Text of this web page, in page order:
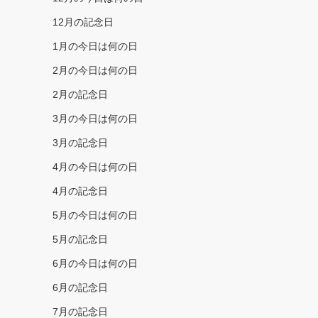
12月の記念日
1月の今日は何の日
2月の今日は何の日
2月の記念日
3月の今日は何の日
3月の記念日
4月の今日は何の日
4月の記念日
5月の今日は何の日
5月の記念日
6月の今日は何の日
6月の記念日
7月の記念日